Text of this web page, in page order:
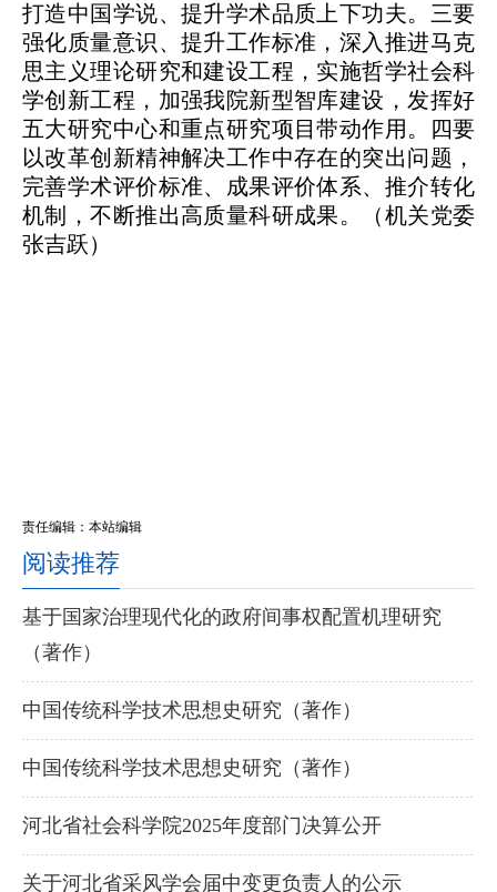
打造中国学说、提升学术品质上下功夫。 三要
强化质量意识、提升工作标准 ，深入推进马克
思主义理论研究和建设工程，实施哲学社会科
学创新工程，加强我院新型智库建设，发挥好
五大研究中心和重点研究项目带动作用。 四要
以改革创新精神解决工作中存在的突出问题，
完善学术评价标准、成果评价体系、推介转化
机制，不断推出高质量科研成果。
（机关党委
张吉跃）
责任编辑：本站编辑
阅读推荐
基于国家治理现代化的政府间事权配置机理研究
（著作）
中国传统科学技术思想史研究（著作）
中国传统科学技术思想史研究（著作）
河北省社会科学院2025年度部门决算公开
关于河北省采风学会届中变更负责人的公示